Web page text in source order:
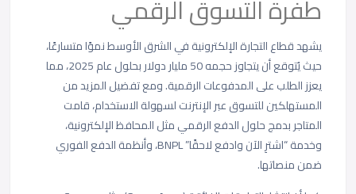
طفرة التسوق الرقمي
يشهد قطاع التجارة الإلكترونية في الشرق الأوسط نموًا متسارعًا،
حيث يُتوقع أن يتجاوز حجمه 50 مليار دولار بحلول عام 2025، مما
يعزز الطلب على المدفوعات الرقمية. ومع تفضيل المزيد من
المستهلكين للتسوق عبر الإنترنت لسهولة الاستخدام، قامت
المتاجر بدمج حلول الدفع الرقمي مثل المحافظ الإلكترونية،
وخدمة “اشترِ الآن وادفع لاحقًا” BNPL، وأنظمة الدفع الفوري
ضمن منصاتها.